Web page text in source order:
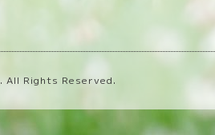
. All Rights Reserved.